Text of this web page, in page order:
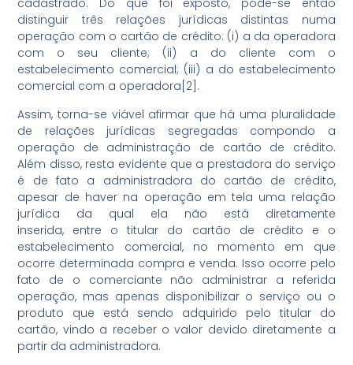
cadastrado. Do que foi exposto, pode-se então
distinguir três relações jurídicas distintas numa
operação com o cartão de crédito: (i) a da operadora
com o seu cliente; (ii) a do cliente com o
estabelecimento comercial; (iii) a do estabelecimento
comercial com a operadora[2].
Assim, torna-se viável afirmar que há uma pluralidade
de relações jurídicas segregadas compondo a
operação de administração de cartão de crédito.
Além disso, resta evidente que a prestadora do serviço
é de fato a administradora do cartão de crédito,
apesar de haver na operação em tela uma relação
jurídica da qual ela não está diretamente
inserida, entre o titular do cartão de crédito e o
estabelecimento comercial, no momento em que
ocorre determinada compra e venda. Isso ocorre pelo
fato de o comerciante não administrar a referida
operação, mas apenas disponibilizar o serviço ou o
produto que está sendo adquirido pelo titular do
cartão, vindo a receber o valor devido diretamente a
partir da administradora.